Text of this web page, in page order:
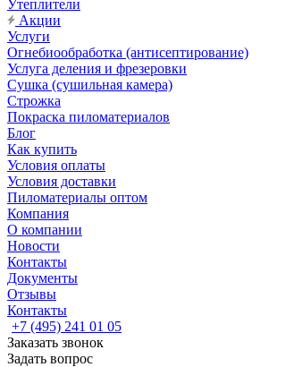
Утеплители
Акции
Услуги
Огнебиообработка (антисептирование)
Услуга деления и фрезеровки
Сушка (сушильная камера)
Строжка
Покраска пиломатериалов
Блог
Как купить
Условия оплаты
Условия доставки
Пиломатериалы оптом
Компания
О компании
Новости
Контакты
Документы
Отзывы
Контакты
+7 (495) 241 01 05
Заказать звонок
Задать вопрос